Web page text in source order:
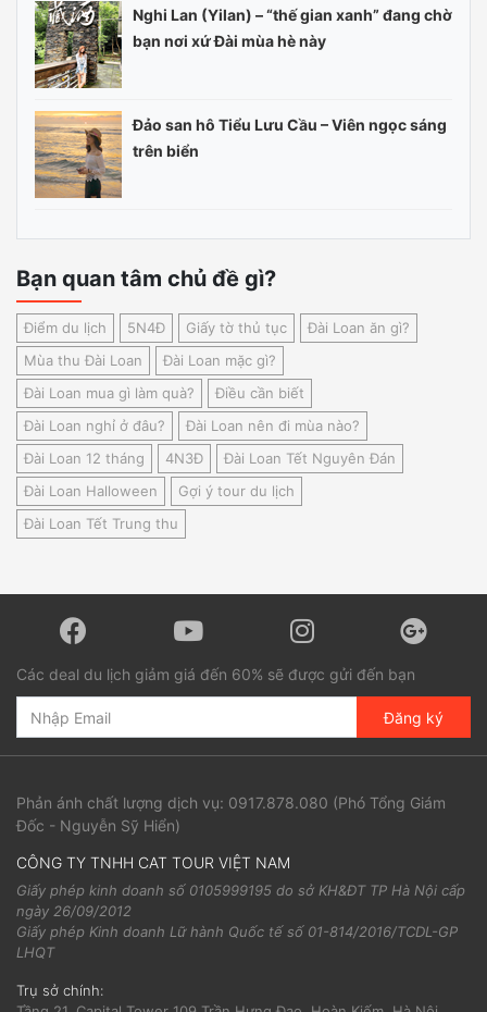
Nghi Lan (Yilan) – “thế gian xanh” đang chờ
bạn nơi xứ Đài mùa hè này
Đảo san hô Tiểu Lưu Cầu – Viên ngọc sáng
trên biển
Bạn quan tâm chủ đề gì?
Điểm du lịch 5N4Đ Giấy tờ thủ tục
Đài Loan ăn gì?
Mùa thu Đài Loan
Đài Loan mặc gì?
Đài Loan mua gì làm quà?
Điều cần biết
Đài Loan nghỉ ở đâu?
Đài Loan nên đi mùa nào?
Đài Loan 12 tháng
4N3Đ
Đài Loan Tết Nguyên Đán
Đài Loan Halloween
Gợi ý tour du lịch
Đài Loan Tết Trung thu
Các deal du lịch giảm giá đến 60% sẽ được gửi đến bạn
Đăng ký
Phản ánh chất lượng dịch vụ: 0917.878.080 (Phó Tổng Giám
Đốc - Nguyễn Sỹ Hiển)
CÔNG TY TNHH CAT TOUR VIỆT NAM
Giấy phép kinh doanh số 0105999195 do sở KH&ĐT TP Hà Nội cấp
ngày 26/09/2012
Giấy phép Kinh doanh Lữ hành Quốc tế số 01-814/2016/TCDL-GP
LHQT
Trụ sở chính: